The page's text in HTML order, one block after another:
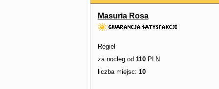
Masuria Rosa
Regiel
za nocleg od 110PLN
liczba miejsc: 10